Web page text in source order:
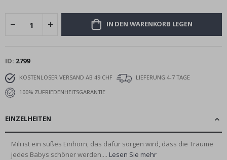
IN DEN WARENKORB LEGEN
ID 2799
KOSTENLOSER VERSAND AB 49 CHF
LIEFERUNG 4-7 TAGE
100% ZUFRIEDENHEITSGARANTIE
EINZELHEITEN
Mili ist ein süßes Einhorn, das dafür sorgen wird, dass die Träume
jedes Babys schöner werden.... Lesen Sie mehr